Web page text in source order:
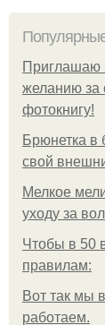
Приглашаю
желанию за
фотокнигу!
Брюнетка в
свой
Мелкое
уходу за
Чтобы в 50
правилам:
Вот так мы
работаем.